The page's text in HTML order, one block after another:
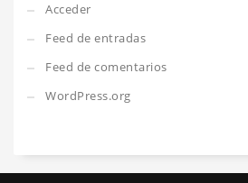
Acceder
Feed de entradas
Feed de comentarios
WordPress.org